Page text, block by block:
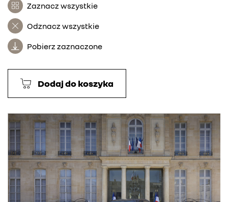
Zaznacz wszystkie
Odznacz wszystkie
Pobierz zaznaczone
Dodaj do koszyka